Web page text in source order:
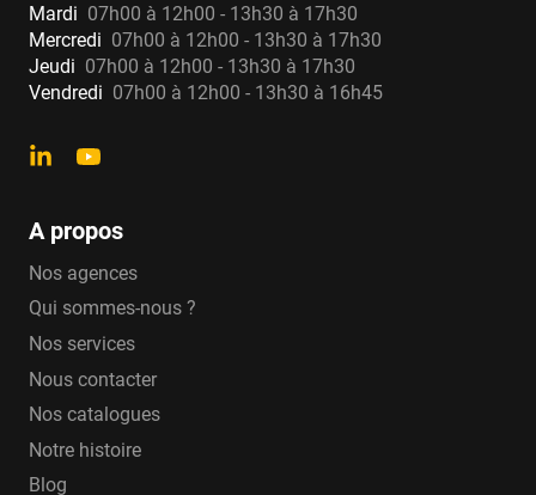
Mardi 07h00 à 12h00 - 13h30 à 17h30
Mercredi 07h00 à 12h00 - 13h30 à 17h30
Jeudi 07h00 à 12h00 - 13h30 à 17h30
Vendredi 07h00 à 12h00 - 13h30 à 16h45
A propos
Nos agences
Qui sommes-nous ?
Nos services
Nous contacter
Nos catalogues
Notre histoire
Blog